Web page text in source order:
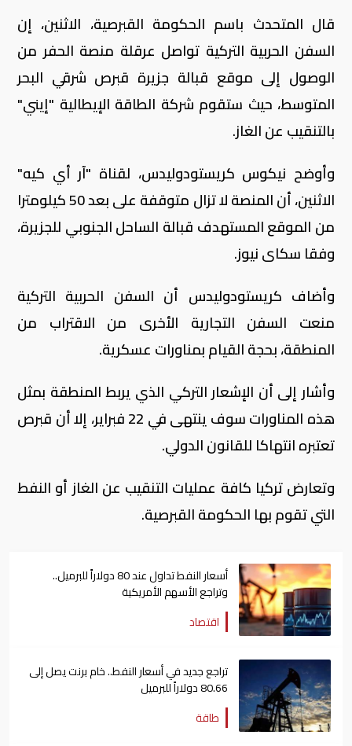
قال المتحدث باسم الحكومة القبرصية، الاثنين، إن
السفن الحربية التركية تواصل عرقلة منصة الحفر من
الوصول إلى موقع قبالة جزيرة قبرص شرقي البحر
المتوسط، حيث ستقوم شركة الطاقة الإيطالية "إيني"
بالتنقيب عن الغاز.
وأوضح نيكوس كريستودوليدس، لقناة "آر أي كيه"
الاثنين، أن المنصة لا تزال متوقفة على بعد 50 كيلومترا
من الموقع المستهدف قبالة الساحل الجنوبي للجزيرة،
وفقا سكاى نيوز.
وأضاف كريستودوليدس أن السفن الحربية التركية
منعت السفن التجارية الأخرى من الاقتراب من
المنطقة، بحجة القيام بمناورات عسكرية.
وأشار إلى أن الإشعار التركي الذي يربط المنطقة بمثل
هذه المناورات سوف ينتهى في 22 فبراير، إلا أن قبرص
تعتبره انتهاكا للقانون الدولي.
وتعارض تركيا كافة عمليات التنقيب عن الغاز أو النفط
التي تقوم بها الحكومة القبرصية.
أسعار النفط تداول عند 80 دولاراً للبرميل..
وتراجع الأسهم الأمريكية
اقتصاد
تراجع جديد في أسعار النفط.. خام برنت يصل إلى
80.66 دولاراً للبرميل
طاقة